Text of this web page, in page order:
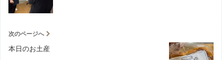
次のページへ
本日のお土産